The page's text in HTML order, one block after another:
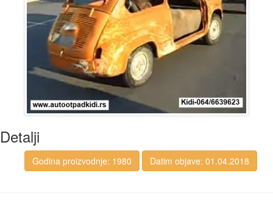
Detalji
Godina proizvodnje: 1980 Datim objave: 01.04.2018